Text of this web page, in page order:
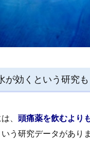
が効くという研究も
、 頭痛薬を飲むより
いう研究データがありま